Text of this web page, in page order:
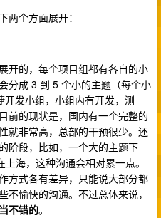
两个方面展开：
开的，每个项目组都有各自的小
分成 3 到 5 个小的主题（每个小
发小组，小组内有开发，测
前的现状是，国内有一个完整的
就非常高，总部的干预很少。还
阶段，比如，一个大的主题下
海，这种沟通会相对累一点。
方式各有差异，只能说大部分都
愉快的沟通。不过总体来说，
不错的。